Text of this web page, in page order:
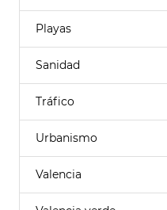
Playas
Sanidad
Tráfico
Urbanismo
Valencia